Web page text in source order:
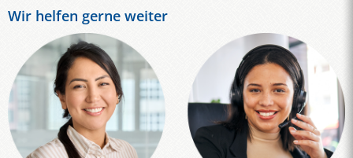
Wir helfen gerne weiter